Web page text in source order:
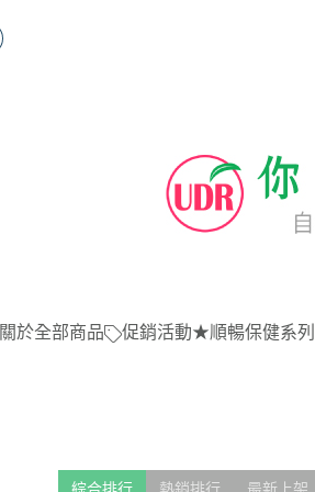
關於全部商品 促銷活動★順暢保健系列